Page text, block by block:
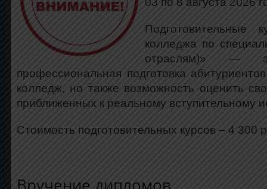
Подготовительные
колледжа по
отраслям)» —
профессиональная подготовка
колледж, но также возможность оценить
приближенных к реальному вступительному
Стоимость подготовительных курсов – 4 300